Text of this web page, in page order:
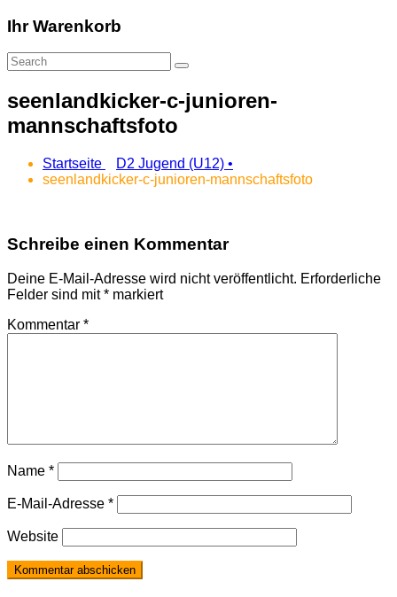
Ihr Warenkorb
seenlandkicker-c-junioren-
mannschaftsfoto
Startseite
D2 Jugend (U12) •
seenlandkicker-c-junioren-mannschaftsfoto
Schreibe einen Kommentar
Deine E-Mail-Adresse wird nicht veröffentlicht. Erforderliche
Felder sind mit* markiert
Kommentar *
Name *
E-Mail-Adresse *
Website